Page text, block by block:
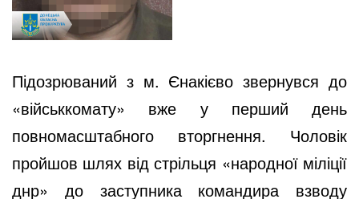
Підозрюваний з м. Єнакієво звернувся до
«військкомату» вже у перший день
повномасштабного вторгнення. Чоловік
пройшов шлях від стрільця «народної міліції
днр» до заступника командира взводу